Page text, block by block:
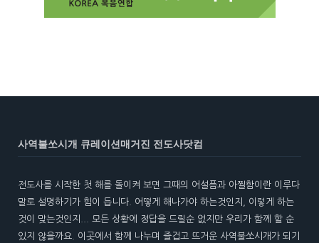
사역불쏘시개 큐레이션매거진 전도사닷컴
전도사를 시작한 첫 해를 돌이켜 보면 그때의 어설픔과 아찔함이란 이루다
말로 설명하기가 힘이 듭니다. 어떻게 해나가야 하는것인지, 이렇게 하는
것이 맞는것인지... 모든 상황에 정답을 드릴순 없지만 우리가 함께 할 순
있지 않을까요. 이곳에서 함께 나누며 즐겁고 뜨거운 사역불쏘시개가 되기